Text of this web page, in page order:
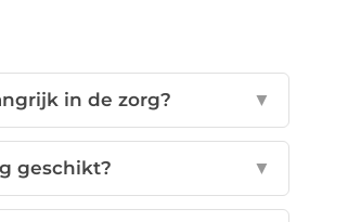
in de zorg? ▼
geschikt? ▼